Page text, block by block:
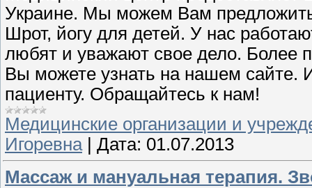
Украине. Мы можем Вам
Шрот, йогу для детей. У нас
любят и уважают свое дело. Более
Вы можете узнать на нашем сайте.
пациенту. Обращайтесь к нам!
Медицинские организации и
Игоревна | Дата: 01.07.2013
Массаж и мануальная терапия.